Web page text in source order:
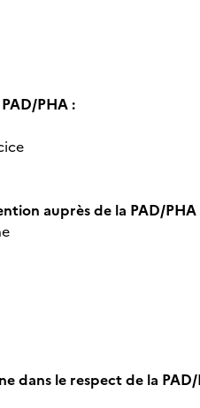
PHA :
auprès de la PAD/PHA
dans le respect de la